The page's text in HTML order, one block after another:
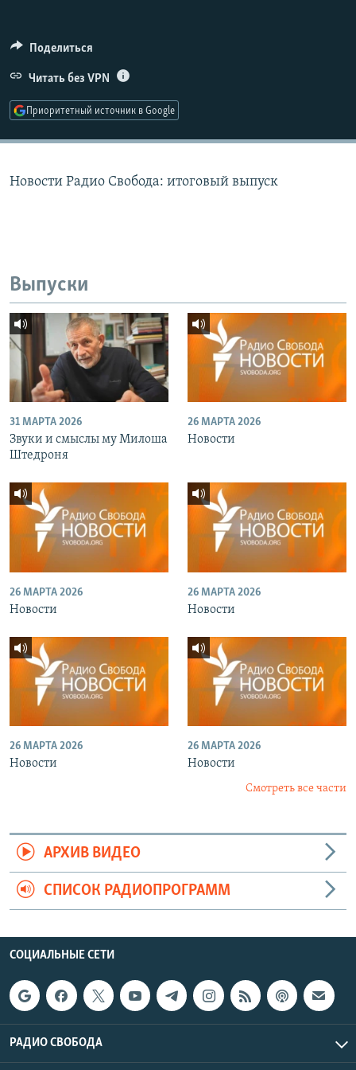
ПОДПИШИТЕСЬ НА РАССЫЛКУ
СОЦИАЛЬНЫЕ СЕТИ
Поделиться
Читать без VPN
Приоритетный источник в Google
Новости Радио Свобода: итоговый выпуск
Выпуски
31 МАРТА 2026
Звуки и смыслы му Милоша
Штедроня
26 МАРТА 2026
Новости
26 МАРТА 2026
Новости
26 МАРТА 2026
Новости
26 МАРТА 2026
Новости
26 МАРТА 2026
Новости
Смотреть все части
АРХИВ ВИДЕО
СПИСОК РАДИОПРОГРАММ
СОЦИАЛЬНЫЕ СЕТИ
РАДИО СВОБОДА